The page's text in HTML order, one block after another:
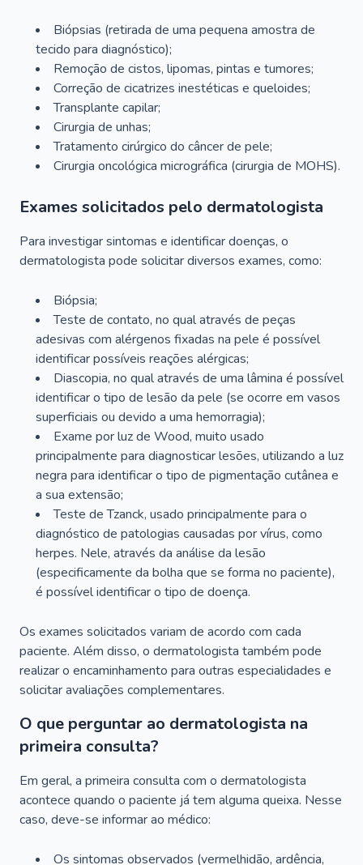
Biópsias (retirada de uma pequena amostra de
tecido para diagnóstico);
Remoção de cistos, lipomas, pintas e tumores;
Correção de cicatrizes inestéticas e queloides;
Transplante capilar;
Cirurgia de unhas;
Tratamento cirúrgico do câncer de pele;
Cirurgia oncológica micrográfica (cirurgia de MOHS).
Exames solicitados pelo dermatologista
Para investigar sintomas e identificar doenças, o
dermatologista pode solicitar diversos exames, como:
Biópsia;
Teste de contato, no qual através de peças
adesivas com alérgenos fixadas na pele é possível
identificar possíveis reações alérgicas;
Diascopia, no qual através de uma lâmina é possível
identificar o tipo de lesão da pele (se ocorre em vasos
superficiais ou devido a uma hemorragia);
Exame por luz de Wood, muito usado
principalmente para diagnosticar lesões, utilizando a luz
negra para identificar o tipo de pigmentação cutânea e
a sua extensão;
Teste de Tzanck, usado principalmente para o
diagnóstico de patologias causadas por vírus, como
herpes. Nele, através da análise da lesão
(especificamente da bolha que se forma no paciente),
é possível identificar o tipo de doença.
Os exames solicitados variam de acordo com cada
paciente. Além disso, o dermatologista também pode
realizar o encaminhamento para outras especialidades e
solicitar avaliações complementares.
O que perguntar ao dermatologista na
primeira consulta?
Em geral, a primeira consulta com o dermatologista
acontece quando o paciente já tem alguma queixa. Nesse
caso, deve-se informar ao médico:
Os sintomas observados (vermelhidão, ardência,